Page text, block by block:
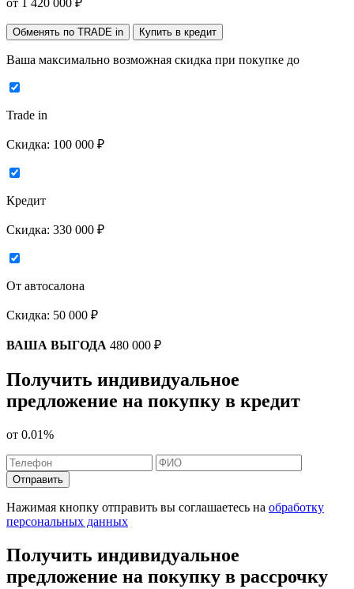
от 1 420 000 ₽
Обменять по TRADE in Купить в кредит
Ваша максимально возможная скидка при покупке до
Trade in
Скидка: 100 000 ₽
Кредит
Скидка: 330 000 ₽
От автосалона
Скидка: 50 000 ₽
ВАША ВЫГОДА 480 000 ₽
Получить индивидуальное
предложение на покупку в кредит
от 0.01%
Отправить
Нажимая кнопку отправить вы соглашаетесь на обработку
персональных данных
Получить индивидуальное
предложение на покупку в рассрочку